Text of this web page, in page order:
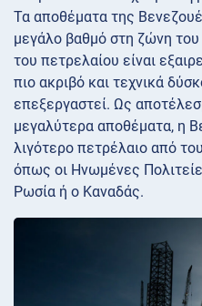
Τα αποθέματα της
μεγάλο βαθμό στη ζώνη
του πετρελαίου είναι
πιο ακριβό και τεχνικά
επεξεργαστεί. Ως
μεγαλύτερα αποθέματα, η
λιγότερο πετρέλαιο από
όπως οι Ηνωμένες
Ρωσία ή ο Καναδάς.